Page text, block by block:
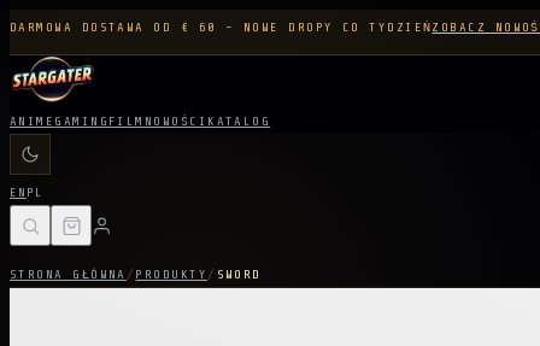
DARMOWA DOSTAWA OD € 60 - NOWE DROPY CO TYDZIEŃZOBACZ
ANIME GAMING FILM NOWOŚCI KATALOG
EN PL
STRONA GŁÓWNA / PRODUKTY / SWORD